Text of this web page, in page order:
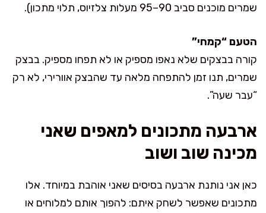
שמרים מוכנים סביב 90–95 מעלות צלזיוס, תלוי מתכון).
הטעם “קמחי”
קורה בבצקים שלא נאפו מספיק או לא תפחו מספיק. בבצק
שמרים, תנו זמן להתפחה מלאה עד שהבצק אוורירי, לא רק
“עבר שעה”.
ארבעה מתכונים למאפים שאני
מכינה שוב ושוב
כאן אני נותנת ארבעה בסיסים שאני אוהבת במיוחד. אלו
מתכונים שאפשר לשחק איתם: להפוך אותם למלוחים או